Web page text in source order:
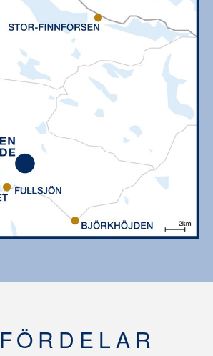
FÖRDELAR